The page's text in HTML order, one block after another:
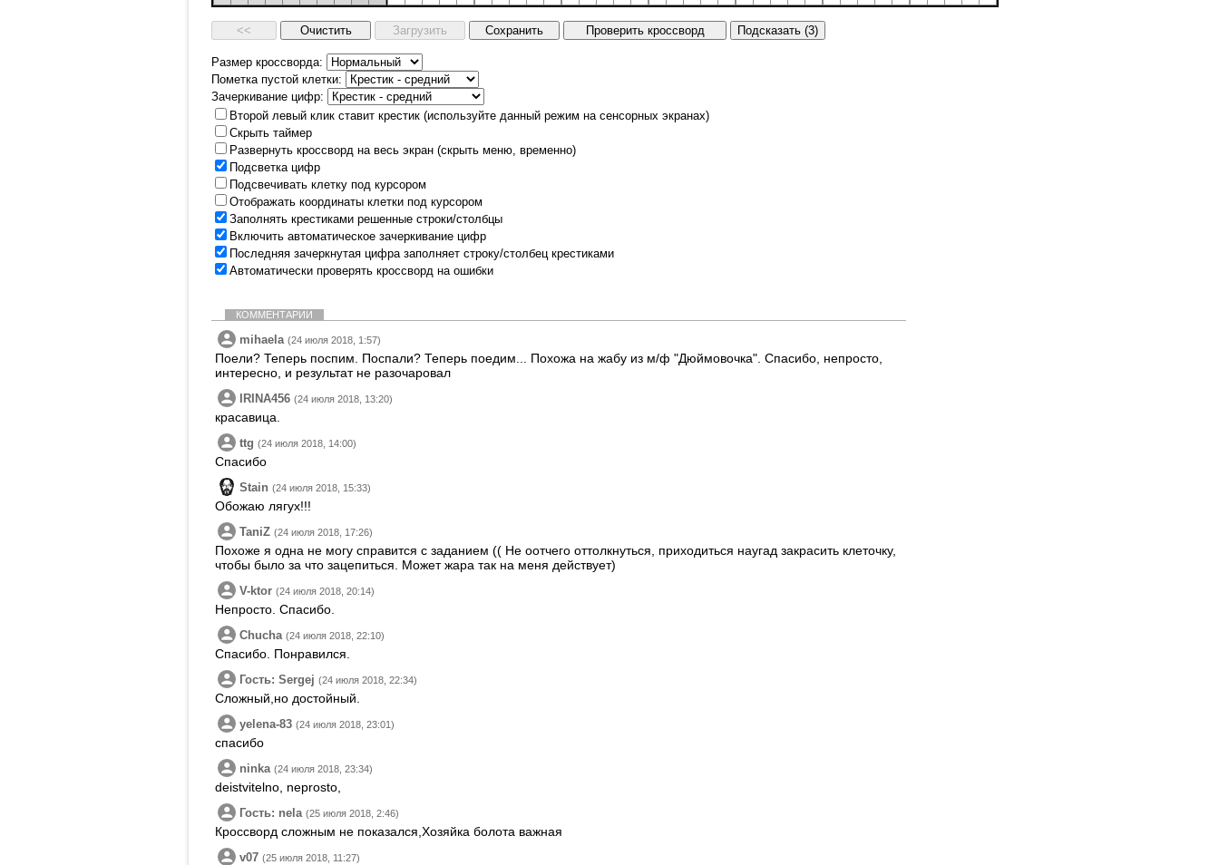
Размер кроссворда:
Пометка пустой клетки:
Зачеркивание цифр:
Второй левый клик ставит крестик (используйте данный режим на сенсорных экранах)
Скрыть таймер
Развернуть кроссворд на весь экран (скрыть меню, временно)
Подсветка цифр
Подсвечивать клетку под курсором
Отображать координаты клетки под курсором
Заполнять крестиками решенные строки/столбцы
Включить автоматическое зачеркивание цифр
Последняя зачеркнутая цифра заполняет строку/столбец крестиками
Автоматически проверять кроссворд на ошибки
КОММЕНТАРИИ
mihaela (24 июля 2018, 1:57)
Поели? Теперь поспим. Поспали? Теперь поедим... Похожа на жабу из м/ф "Дюймовочка". Спасибо, непросто,
интересно, и результат не разочаровал
IRINA456 (24 июля 2018, 13:20)
красавица.
ttg (24 июля 2018, 14:00)
Спасибо
Stain (24 июля 2018, 15:33)
Обожаю лягух!!!
TaniZ (24 июля 2018, 17:26)
Похоже я одна не могу справится с заданием (( Не оотчего оттолкнуться, приходиться наугад закрасить клеточку,
чтобы было за что зацепиться. Может жара так на меня действует)
V-ktor (24 июля 2018, 20:14)
Непросто. Спасибо.
Chucha (24 июля 2018, 22:10)
Спасибо. Понравился.
Гость: Sergej (24 июля 2018, 22:34)
Сложный,но достойный.
yelena-83 (24 июля 2018, 23:01)
спасибо
ninka (24 июля 2018, 23:34)
deistvitelno, neprosto,
Гость: nela (25 июля 2018, 2:46)
Кроссворд сложным не показался,Хозяйка болота важная
v07 (25 июля 2018, 11:27)